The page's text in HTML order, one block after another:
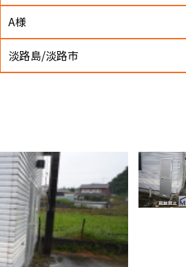
A様
淡路島/淡路市